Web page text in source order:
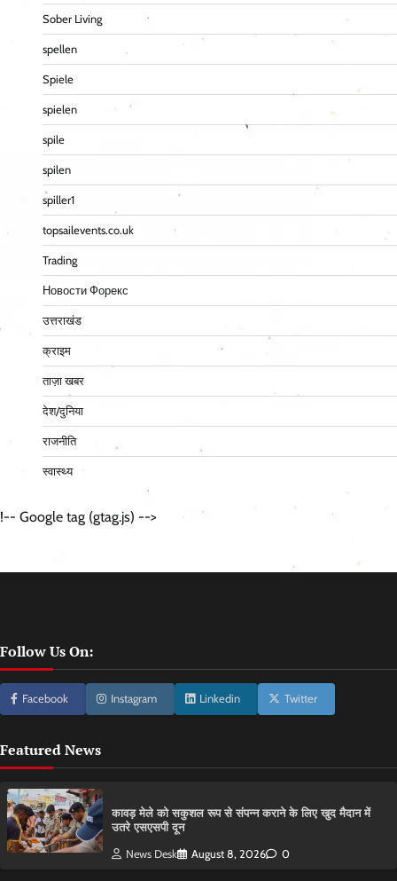
Sober Living
spellen
Spiele
spielen
spile
spilen
spiller1
topsailevents.co.uk
Trading
Новости Форекс
उत्तराखंड
क्राइम
ताज़ा खबर
देश/दुनिया
राजनीति
स्वास्थ्य
!-- Google tag (gtag.js) -->
Follow Us On:
Facebook Instagram Linkedin Twitter
Featured News
कावड़ मेले को सकुशल रूप से संपन्न कराने के लिए खुद मैदान में
उतरे एसएसपी दून
News Desk August 8, 2026 0